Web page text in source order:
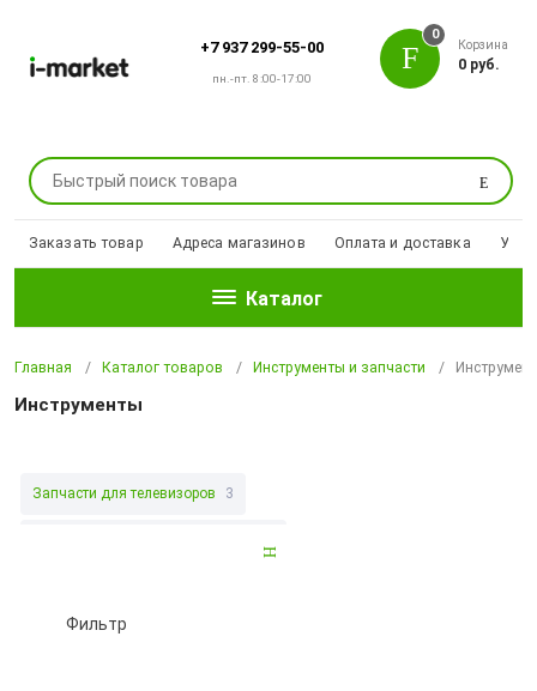
+7 937 299-55-00
пн.-пт. 8:00-17:00
Поиск
0
Корзина
0 руб.
Заказать товар Адреса магазинов Оплата и доставка
Каталог
Главная Каталог товаров Инструменты и запчасти
Инструменты
Запчасти для телевизоров 3
Фильтр